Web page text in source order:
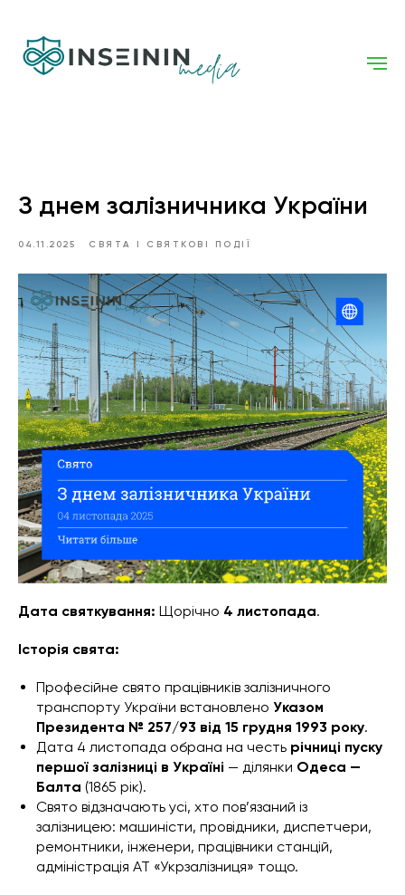
З днем залізничника України
04.11.2025 СВЯТА І СВЯТКОВІ ПОДІЇ
Дата святкування: Щорічно 4 листопада.
Історія свята:
Професійне свято працівників залізничного
транспорту України встановлено Указом
Президента № 257/93 від 15 грудня 1993 року.
Дата 4 листопада обрана на честь річниці пуску
першої залізниці в Україні — ділянки Одеса —
Балта (1865 рік).
Свято відзначають усі, хто пов’язаний із
залізницею: машиністи, провідники, диспетчери,
ремонтники, інженери, працівники станцій,
адміністрація АТ «Укрзалізниця» тощо.